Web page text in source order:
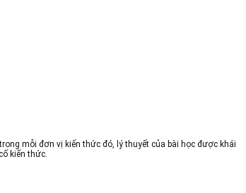
mỗi đơn vị kiến thức đó, lý thuyết của bài học được khái
kiến thức.